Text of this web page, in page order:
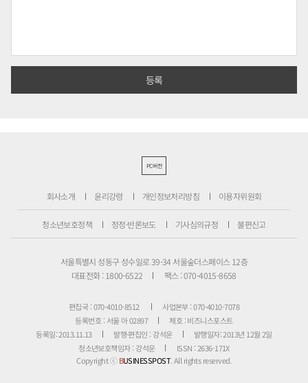
PC버전
회사소개 윤리강령 개인정보처리방침 이용자위원회
청소년보호정책 정정·반론보도 기사심의규정 불편신고
서울특별시 성동구 성수일로 39-34 서울숲더스페이스 12층
대표전화 : 1800-6522
팩스 : 070-4015-8658
편집국 : 070-4010-8512
사업본부 : 070-4010-7078
등록번호 : 서울 아 02897
제호 : 비즈니스포스트
등록일: 2013.11.13
발행·편집인 : 강석운
발행일자: 2013년 12월 2일
청소년보호책임자 : 강석운
ISSN : 2636-171X
Copyright ⓒBUSINESSPOST. All rights reserved.